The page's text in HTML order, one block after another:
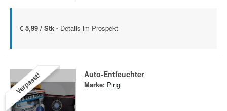
€ 5,99 / Stk - Details im Prospekt
Verpasst! Auto-Entfeuchter
Marke: Pingi